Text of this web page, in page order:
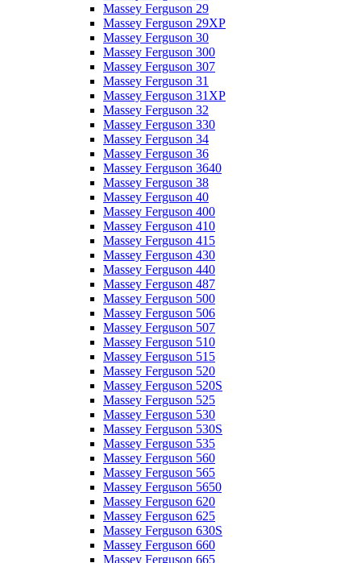
Massey Ferguson 29
Massey Ferguson 29XP
Massey Ferguson 30
Massey Ferguson 300
Massey Ferguson 307
Massey Ferguson 31
Massey Ferguson 31XP
Massey Ferguson 32
Massey Ferguson 330
Massey Ferguson 34
Massey Ferguson 36
Massey Ferguson 3640
Massey Ferguson 38
Massey Ferguson 40
Massey Ferguson 400
Massey Ferguson 410
Massey Ferguson 415
Massey Ferguson 430
Massey Ferguson 440
Massey Ferguson 487
Massey Ferguson 500
Massey Ferguson 506
Massey Ferguson 507
Massey Ferguson 510
Massey Ferguson 515
Massey Ferguson 520
Massey Ferguson 520S
Massey Ferguson 525
Massey Ferguson 530
Massey Ferguson 530S
Massey Ferguson 535
Massey Ferguson 560
Massey Ferguson 565
Massey Ferguson 5650
Massey Ferguson 620
Massey Ferguson 625
Massey Ferguson 630S
Massey Ferguson 660
Massey Ferguson 665